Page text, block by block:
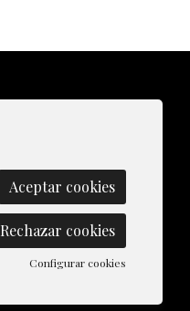
Aceptar cookies
Rechazar cookies
Configurar cookies